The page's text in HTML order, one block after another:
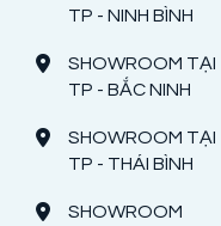
TP - NINH BÌNH
SHOWROOM TẠI
TP - BẮC NINH
SHOWROOM TẠI
TP - THÁI BÌNH
SHOWROOM